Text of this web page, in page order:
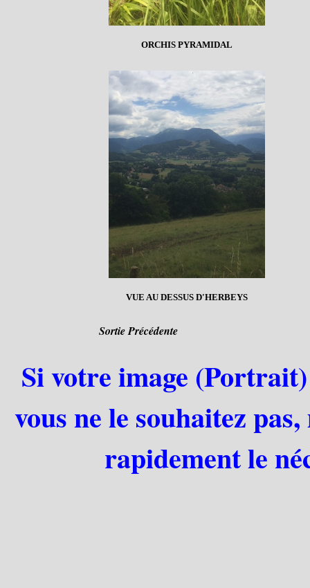
ORCHIS PYRAMIDAL
VUE AU DESSUS D'HERBEYS
Sortie Précédente
Si votre image
vous ne le souhaitez
rapidement le